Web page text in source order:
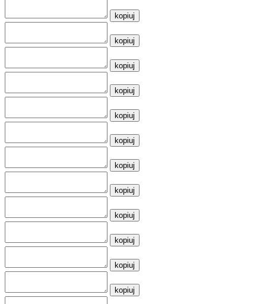
kopiuj
kopiuj
kopiuj
kopiuj
kopiuj
kopiuj
kopiuj
kopiuj
kopiuj
kopiuj
kopiuj
kopiuj